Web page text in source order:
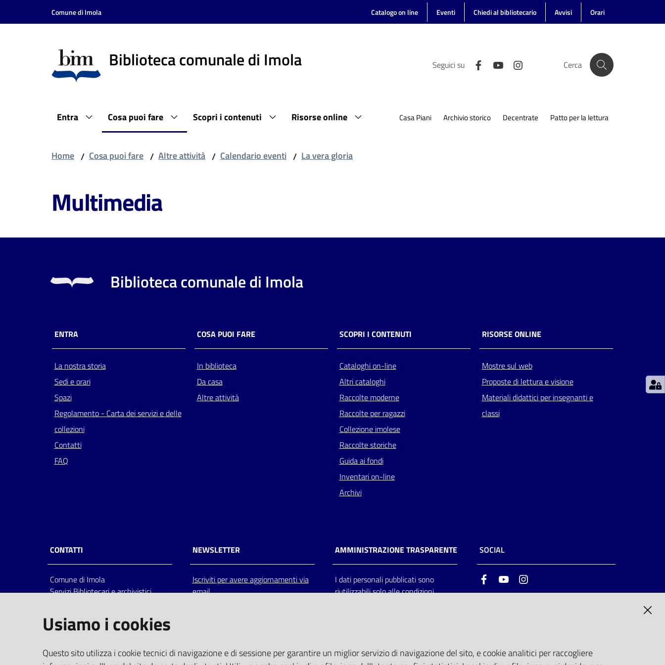
Vai al contenuto
Vai alla navigazione
Comune di Imola Catalogo on line Eventi Chiedi al bibliotecario Avvisi Orari
Biblioteca comunale di Imola Seguici su Cerca
Entra Cosa puoi fare Scopri i contenuti Risorse online Casa Piani Archivio storico Decentrate Patto per la lettura
Home / Cosa puoi fare / Altre attività / Calendario eventi / La vera gloria
Multimedia
Biblioteca comunale di Imola
ENTRA
La nostra storia
Sedi e orari
Spazi
Regolamento - Carta dei servizi e delle
collezioni
Contatti
FAQ
COSA PUOI FARE
In biblioteca
Da casa
Altre attività
SCOPRI I CONTENUTI
Cataloghi on-line
Altri cataloghi
Raccolte moderne
Raccolte per ragazzi
Collezione imolese
Raccolte storiche
Guida ai fondi
Inventari on-line
Archivi
RISORSE ONLINE
Mostre sul web
Proposte di lettura e visione
Materiali didattici per insegnanti e
classi
CONTATTI
Comune di Imola
Servizi Bibliotecari e archivistici
Italia
centralino: tel 0542.6026.36 fax
bim@comune.imola.bo.it
PEC
NEWSLETTER
Iscriviti per avere aggiornamenti via
email
AMMINISTRAZIONE TRASPARENTE
I dati personali pubblicati sono
riutilizzabili solo alle condizioni
SOCIAL
FacebookYoutube
Usiamo i cookies
Questo sito utilizza i cookie tecnici di navigazione e di sessione per garantire un miglior servizio di navigazione del sito, e cookie analitici per raccogliere